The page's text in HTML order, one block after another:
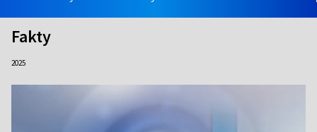
Fakty
2025